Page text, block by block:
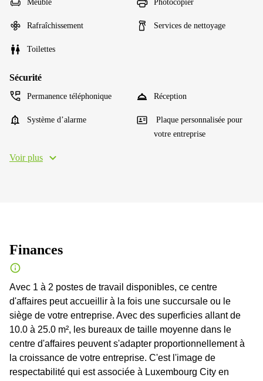
Meublé Photocopier
Rafraîchissement Services de nettoyage
Toilettes
Sécurité
Permanence téléphonique Réception
Système d’alarme
Plaque personnalisée pour
votre entreprise
Voir plus
Finances
Avec 1 à 2 postes de travail disponibles, ce centre
d'affaires peut accueillir à la fois une succursale ou le
siège de votre entreprise. Avec des superficies allant de
10.0 à 25.0 m², les bureaux de taille moyenne dans le
centre d'affaires peuvent s'adapter proportionnellement à
la croissance de votre entreprise. C'est l'image de
respectabilité qui est associée à Luxembourg City en